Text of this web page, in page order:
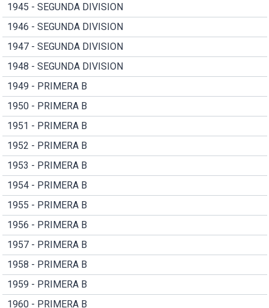
1945 - SEGUNDA DIVISION
1946 - SEGUNDA DIVISION
1947 - SEGUNDA DIVISION
1948 - SEGUNDA DIVISION
1949 - PRIMERA B
1950 - PRIMERA B
1951 - PRIMERA B
1952 - PRIMERA B
1953 - PRIMERA B
1954 - PRIMERA B
1955 - PRIMERA B
1956 - PRIMERA B
1957 - PRIMERA B
1958 - PRIMERA B
1959 - PRIMERA B
1960 - PRIMERA B